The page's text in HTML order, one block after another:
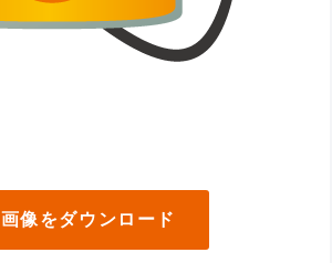
画像をダウンロード